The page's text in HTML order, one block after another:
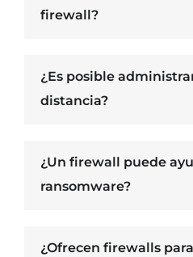
firewall?
¿Es posible
distancia?
¿Un firewall puede
ransomware?
¿Ofrecen firewalls